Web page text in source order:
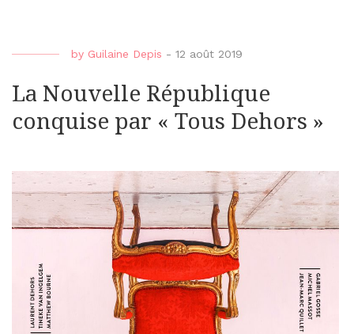
by Guilaine Depis - 12 août 2019
La Nouvelle République
conquise par « Tous Dehors »